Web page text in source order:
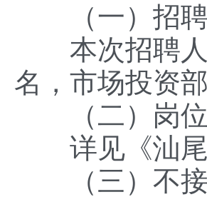
（一）招聘
本次招聘人
名，市场投资
（二）岗位
详见《汕尾
（三）不接